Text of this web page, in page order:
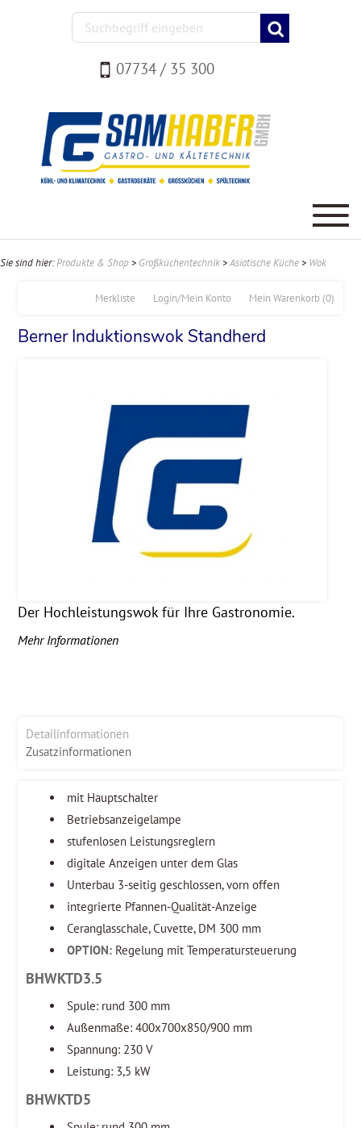
07734 / 35 300
Sie sind hier:Produkte & Shop > Großküchentechnik >Asiatische Küche > Wok
Mein Warenkorb (0)
Login/Mein Konto
Merkliste
Berner Induktionswok Standherd
Der Hochleistungswok für Ihre Gastronomie.
Mehr Informationen
Detailinformationen
Zusatzinformationen
mit Hauptschalter
Betriebsanzeigelampe
stufenlosen Leistungsreglern
digitale Anzeigen unter dem Glas
Unterbau 3-seitig geschlossen, vorn offen
integrierte Pfannen-Qualität-Anzeige
Ceranglasschale, Cuvette, DM 300 mm
OPTION: Regelung mit Temperatursteuerung
BHWKTD3.5
Spule: rund 300 mm
Außenmaße: 400x700x850/900 mm
Spannung: 230 V
Leistung: 3,5 kW
BHWKTD5